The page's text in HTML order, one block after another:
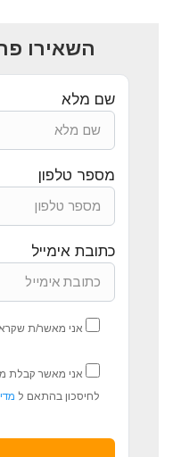
השאירו
שם מלא
מספר טלפון
כתובת אימייל
אני מאשר/ת
אני מאשר קבלת
לחיסכון בהתאם ל